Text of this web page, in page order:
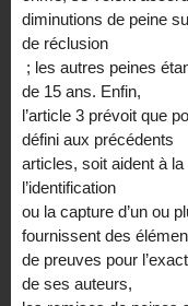
diminutions de peine
de réclusion
; les autres peines
de 15 ans. Enfin,
l’article 3 prévoit que
défini aux précédents
articles, soit aident à
l’identification
ou la capture d’un ou
fournissent des
de preuves pour
de ses auteurs,